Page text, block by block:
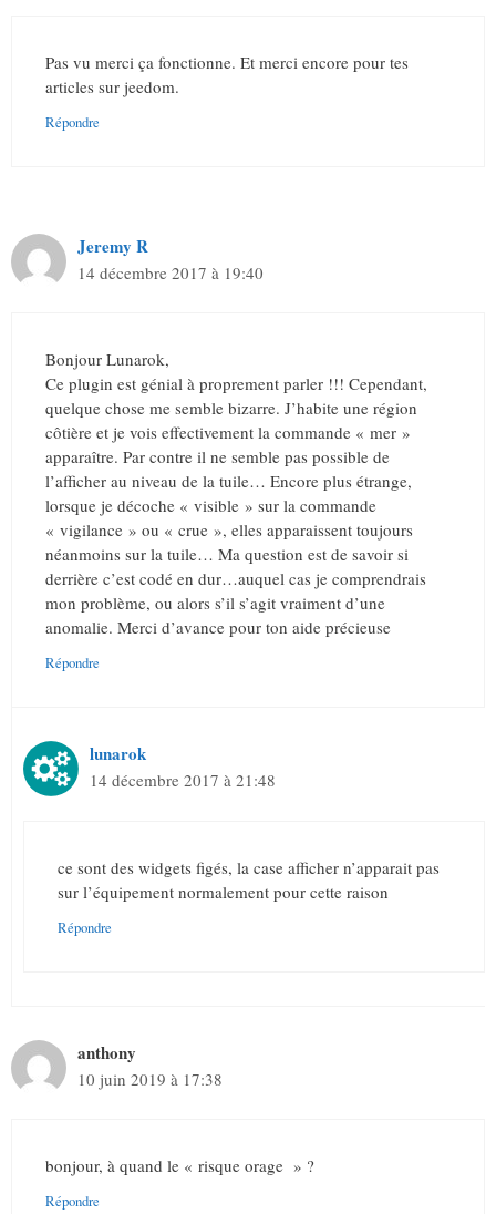
Pas vu merci ça fonctionne. Et merci encore pour tes
articles sur jeedom.
Répondre
Jeremy R
14 décembre 2017 à 19:40
Bonjour Lunarok,
Ce plugin est génial à proprement parler !!! Cependant,
quelque chose me semble bizarre. J’habite une région
côtière et je vois effectivement la commande « mer »
apparaître. Par contre il ne semble pas possible de
l’afficher au niveau de la tuile… Encore plus étrange,
lorsque je décoche « visible » sur la commande
« vigilance » ou « crue », elles apparaissent toujours
néanmoins sur la tuile… Ma question est de savoir si
derrière c’est codé en dur…auquel cas je comprendrais
mon problème, ou alors s’il s’agit vraiment d’une
anomalie. Merci d’avance pour ton aide précieuse
Répondre
lunarok
14 décembre 2017 à 21:48
ce sont des widgets figés, la case afficher n’apparait pas
sur l’équipement normalement pour cette raison
Répondre
anthony
10 juin 2019 à 17:38
bonjour, à quand le « risque orage » ?
Répondre